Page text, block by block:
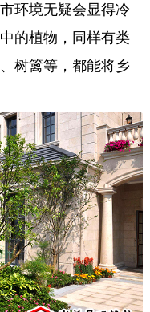
环境无疑会显得冷
的植物，同样有类
树篱等，都能将乡